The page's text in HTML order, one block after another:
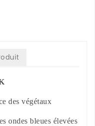
des végétaux
ondes bleues élevées